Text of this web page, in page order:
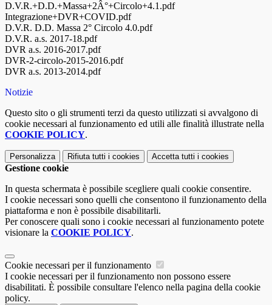
D.V.R.+D.D.+Massa+2Â°+Circolo+4.1.pdf
Integrazione+DVR+COVID.pdf
D.V.R. D.D. Massa 2° Circolo 4.0.pdf
D.V.R. a.s. 2017-18.pdf
DVR a.s. 2016-2017.pdf
DVR-2-circolo-2015-2016.pdf
DVR a.s. 2013-2014.pdf
Notizie
Questo sito o gli strumenti terzi da questo utilizzati si avvalgono di
cookie necessari al funzionamento ed utili alle finalità illustrate nella
COOKIE POLICY.
Personalizza Rifiuta tutti i cookies Accetta tutti i cookies
Gestione cookie
In questa schermata è possibile scegliere quali cookie consentire.
I cookie necessari sono quelli che consentono il funzionamento della
piattaforma e non è possibile disabilitarli.
Per conoscere quali sono i cookie necessari al funzionamento potete
visionare la COOKIE POLICY.
Cookie necessari per il funzionamento
I cookie necessari per il funzionamento non possono essere
disabilitati. È possibile consultare l'elenco nella pagina della cookie
policy.